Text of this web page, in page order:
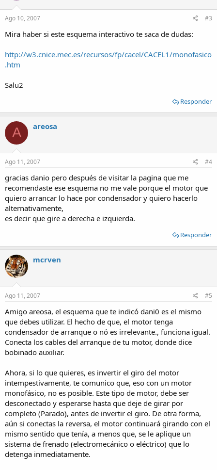
Ago 10, 2007 #3
Mira haber si este esquema interactivo te saca de dudas:
http://w3.cnice.mec.es/recursos/fp/cacel/CACEL1/monofasico
.htm
Salu2
Responder
A areosa
Ago 11, 2007 #4
gracias danio pero después de visitar la pagina que me
recomendaste ese esquema no me vale porque el motor que
quiero arrancar lo hace por condensador y quiero hacerlo
alternativamente,
es decir que gire a derecha e izquierda.
Responder
mcrven
Ago 11, 2007 #5
Amigo areosa, el esquema que te indicó dani0 es el mismo
que debes utilizar. El hecho de que, el motor tenga
condensador de arranque o nó es irrelevante., funciona igual.
Conecta los cables del arranque de tu motor, donde dice
bobinado auxiliar.
Ahora, si lo que quieres, es invertir el giro del motor
intempestivamente, te comunico que, eso con un motor
monofásico, no es posible. Este tipo de motor, debe ser
desconectado y esperarse hasta que deje de girar por
completo (Parado), antes de invertir el giro. De otra forma,
aún si conectas la reversa, el motor continuará girando con el
mismo sentido que tenía, a menos que, se le aplique un
sistema de frenado (electromecánico o eléctrico) que lo
detenga inmediatamente.